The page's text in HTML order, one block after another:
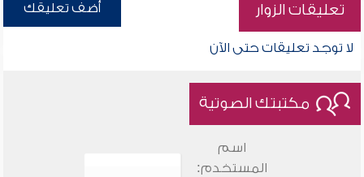
تعليقات الزوار أضف تعليقك
لا توجد تعليقات حتى الآن
مكتبتك الصوتية
اسم
المستخدم: